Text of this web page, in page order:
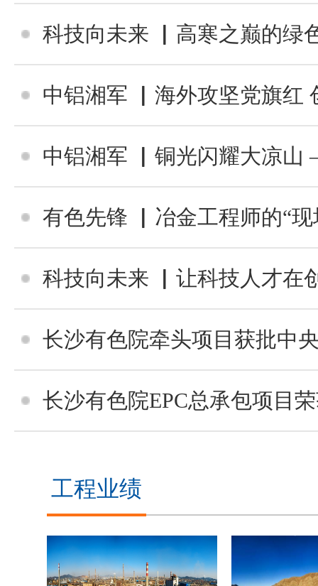
科技向未来 ▏高寒之巅的绿色智采——长沙有色院攻克极高寒特大
中铝湘军 ▏海外攻坚党旗红 创新创效当先锋 ——记长沙有色院冶金事业部
中铝湘军 ▏铜光闪耀大凉山 ——凉山铜
有色先锋 ▏冶金工程师的“现场逻辑”——记长沙有色院冶金事业
科技向未来 ▏让科技人才在创造
长沙有色院牵头项目获批中央引导地
长沙有色院EPC总承包项目荣获中国有色
工程业绩